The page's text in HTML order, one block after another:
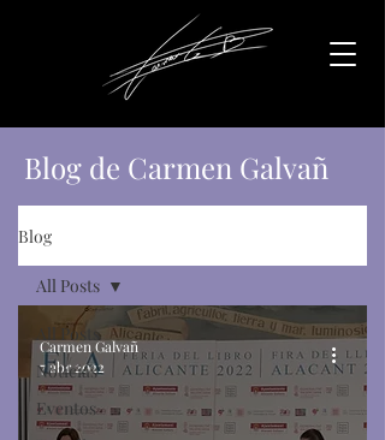
Blog de Carmen Galvañ
Blog
All Posts
Noticias
Eventos
All Posts
Carmen Galvañ
7 abr 2022